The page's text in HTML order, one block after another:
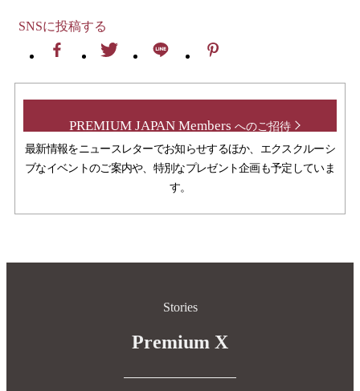
SNSに投稿する
PREMIUM JAPAN Members へのご招待
最新情報をニュースレターでお知らせするほか、エクスクルーシ
ブなイベントのご案内や、特別なプレゼント企画も予定していま
す。
Stories
Premium X